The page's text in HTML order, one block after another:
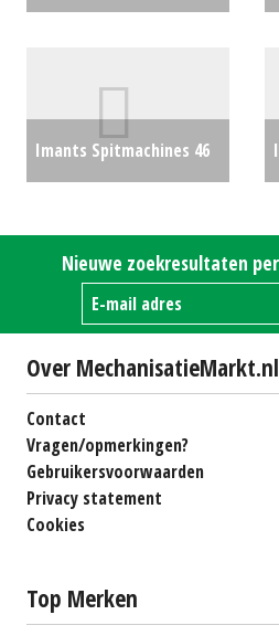
Imants Spitmachines 46
Nieuwe zoekresultaten
Over MechanisatieMarkt.nl
Contact
Vragen/opmerkingen?
Gebruikersvoorwaarden
Privacy statement
Cookies
Top Merken